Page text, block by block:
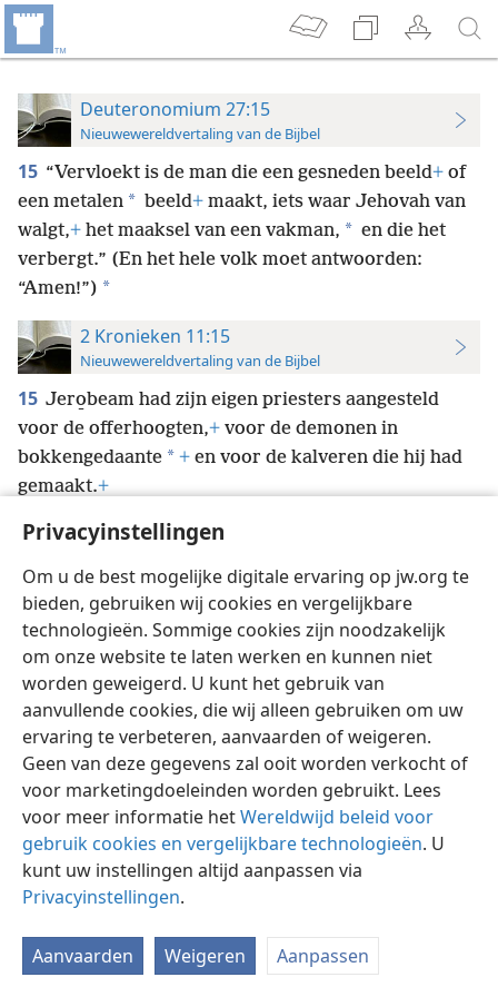
Privacyinstellingen
Om u de best mogelijke digitale ervaring op jw.org te
bieden, gebruiken wij cookies en vergelijkbare
technologieën. Sommige cookies zijn noodzakelijk
om onze website te laten werken en kunnen niet
worden geweigerd. U kunt het gebruik van
aanvullende cookies, die wij alleen gebruiken om uw
ervaring te verbeteren, aanvaarden of weigeren.
Geen van deze gegevens zal ooit worden verkocht of
voor marketingdoeleinden worden gebruikt. Lees
voor meer informatie hetWereldwijd beleid voor
gebruik cookies en vergelijkbare technologieën. U
kunt uw instellingen altijd aanpassen via
Privacyinstellingen.
Aanvaarden Weigeren Aanpassen
Deuteronomium 27:15
Nieuwewereldvertaling van de Bijbel
15 “Vervloekt is de man die een gesneden beeld+ of
een metalen * beeld+ maakt, iets waar Jehovah van
walgt,+ het maaksel van een vakman, * en die het
verbergt.” (En het hele volk moet antwoorden:
“Amen!”) *
2 Kronieken 11:15
Nieuwewereldvertaling van de Bijbel
15 Jero̱beam had zijn eigen priesters aangesteld
voor de offerhoogten,+ voor de demonen in
bokkengedaante * + en voor de kalveren die hij had
gemaakt.+
Nederlands Instellingen
Copyright © 2026 Watch Tower Bible and Tract Society of Pennsylvania
Gebruiksvoorwaarden Privacybeleid
JW.ORG
Inloggen